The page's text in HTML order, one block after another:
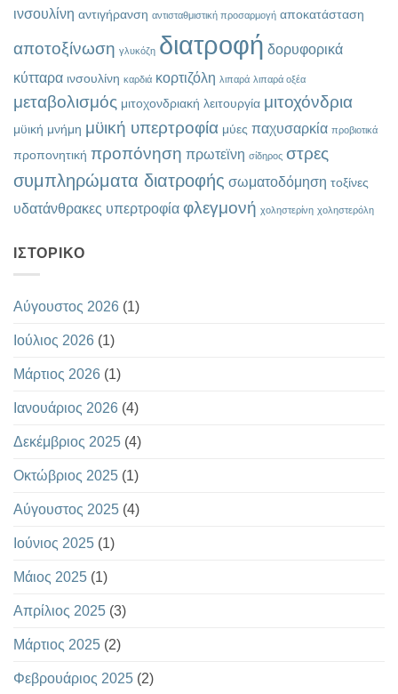
ινσουλίνη αντιγήρανση αντισταθμιστική προσαρμογή αποκατάσταση
αποτοξίνωση γλυκόζη διατροφή δορυφορικά
κύτταρα ινσουλίνη καρδιά κορτιζόλη λιπαρά λιπαρά οξέα
μεταβολισμός μιτοχονδριακή λειτουργία μιτοχόνδρια
μϋική μνήμη μϋική υπερτροφία μύες παχυσαρκία προβιοτικά
προπονητική προπόνηση πρωτεϊνη σίδηρος στρες
συμπληρώματα διατροφής σωματοδόμηση τοξίνες
υδατάνθρακες υπερτροφία φλεγμονή χοληστερίνη χοληστερόλη
ΙΣΤΟΡΙΚΌ
Αύγουστος 2026 (1)
Ιούλιος 2026 (1)
Μάρτιος 2026 (1)
Ιανουάριος 2026 (4)
Δεκέμβριος 2025 (4)
Οκτώβριος 2025 (1)
Αύγουστος 2025 (4)
Ιούνιος 2025 (1)
Μάιος 2025 (1)
Απρίλιος 2025 (3)
Μάρτιος 2025 (2)
Φεβρουάριος 2025 (2)